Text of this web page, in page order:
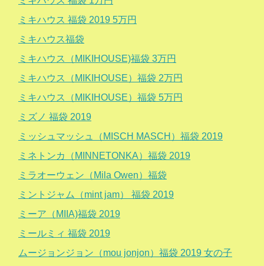
ミキハウス 福袋 2019 5万円
ミキハウス福袋
ミキハウス（MIKIHOUSE)福袋 3万円
ミキハウス（MIKIHOUSE）福袋 2万円
ミキハウス（MIKIHOUSE）福袋 5万円
ミズノ 福袋 2019
ミッシュマッシュ（MISCH MASCH）福袋 2019
ミネトンカ（MINNETONKA）福袋 2019
ミラオーウェン（Mila Owen）福袋
ミントジャム（mint jam） 福袋 2019
ミーア（MIIA)福袋 2019
ミールミィ 福袋 2019
ムージョンジョン（mou jonjon）福袋 2019 女の子